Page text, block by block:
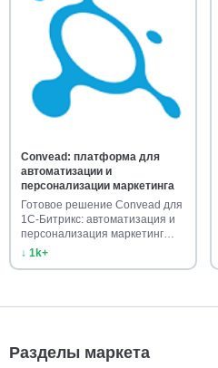
Convead: платформа для
автоматизации и
персонализации маркетинга
Готовое решение Convead для
1С-Битрикс: автоматизация и
персонализация маркетинг…
↓ 1k+
Разделы маркета